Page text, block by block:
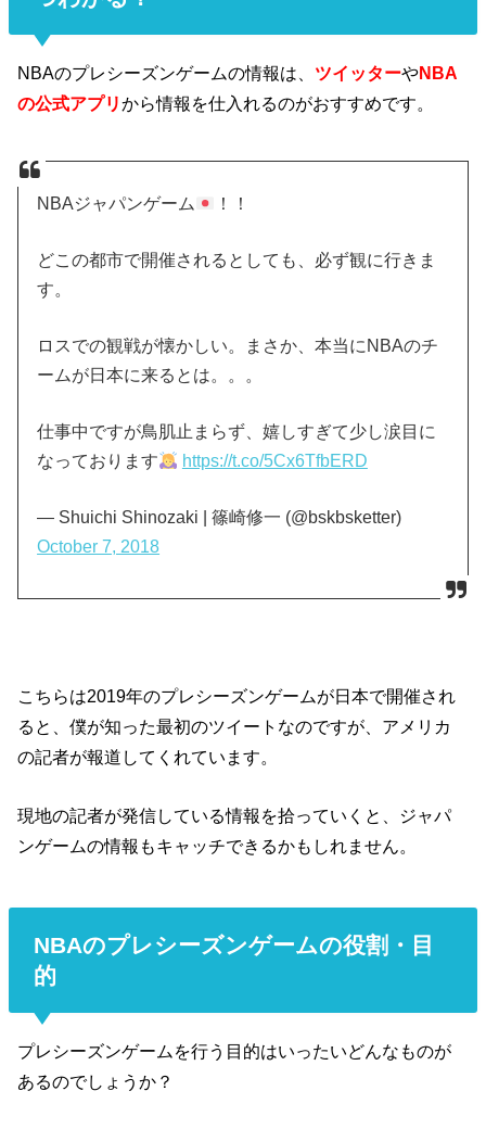
NBAのプレシーズンゲームの情報は、 ツイッターやNBA
の公式アプリから情報を仕入れるのがおすすめです。
NBAジャパンゲーム ！！
どこの都市で開催されるとしても、必ず観に行きま
す。
ロスでの観戦が懐かしい。まさか、本当にNBAのチ
ームが日本に来るとは。。。
仕事中ですが鳥肌止まらず、嬉しすぎて少し涙目に
なっております
https://t.co/5Cx6TfbERD
— Shuichi Shinozaki | 篠崎修一 (@bskbsketter)
October 7, 2018
こちらは2019年のプレシーズンゲームが日本で開催され
ると、僕が知った最初のツイートなのですが、アメリカ
の記者が報道してくれています。
現地の記者が発信している情報を拾っていくと、ジャパ
ンゲームの情報もキャッチできるかもしれません。
NBAのプレシーズンゲームの役割・目
的
プレシーズンゲームを行う目的はいったいどんなものが
あるのでしょうか？